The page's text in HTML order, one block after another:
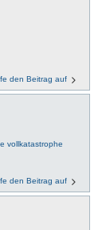
den Beitrag auf
vollkatastrophe
den Beitrag auf